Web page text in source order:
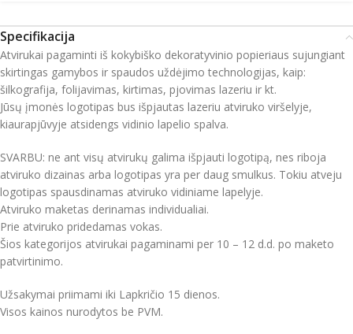
Specifikacija
Atvirukai pagaminti iš kokybiško dekoratyvinio popieriaus sujungiant
skirtingas gamybos ir spaudos uždėjimo technologijas, kaip:
šilkografija, folijavimas, kirtimas, pjovimas lazeriu ir kt.
Jūsų įmonės logotipas bus išpjautas lazeriu atviruko viršelyje,
kiaurapjūvyje atsidengs vidinio lapelio spalva.
SVARBU: ne ant visų atvirukų galima išpjauti logotipą, nes riboja
atviruko dizainas arba logotipas yra per daug smulkus. Tokiu atveju
logotipas spausdinamas atviruko vidiniame lapelyje.
Atviruko maketas derinamas individualiai.
Prie atviruko pridedamas vokas.
Šios kategorijos atvirukai pagaminami per 10 – 12 d.d. po maketo
patvirtinimo.
Užsakymai priimami iki Lapkričio 15 dienos.
Visos kainos nurodytos be PVM.